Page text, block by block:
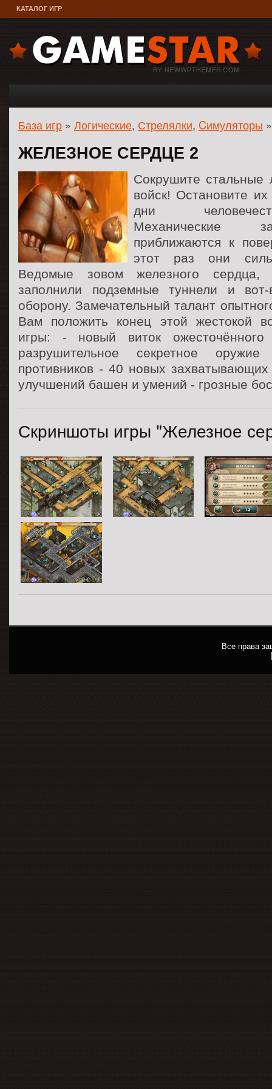
КАТАЛОГ ИГР
База игр » Логические, Стрелялки, Cимуляторы
ЖЕЛЕЗНОЕ СЕРДЦЕ 2
Сокрушите стальные
войск! Остановите
дни
Механические
приближаются к
этот раз они
Ведомые зовом железного
заполнили подземные туннели и
оборону. Замечательный талант
Вам положить конец этой жестокой
игры: - новый виток ожесточённого
разрушительное секретное
противников - 40 новых
улучшений башен и умений - грозные
Скриншоты игры "Железное
Все права